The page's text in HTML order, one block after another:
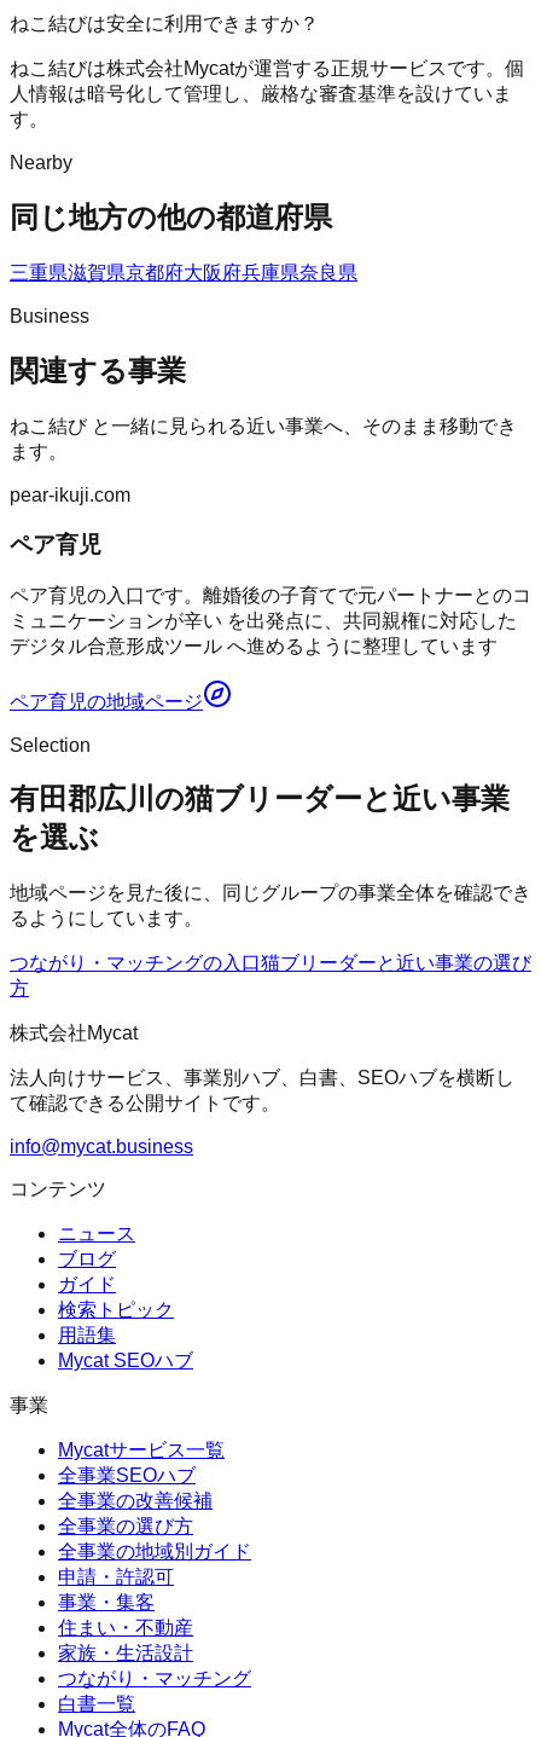
ねこ結びは安全に利用できますか？
ねこ結びは株式会社Mycatが運営する正規サービスです。個
人情報は暗号化して管理し、厳格な審査基準を設けていま
す。
Nearby
同じ地方の他の都道府県
三重県滋賀県京都府大阪府兵庫県奈良県
Business
関連する事業
ねこ結びと一緒に見られる近い事業へ、そのまま移動でき
ます。
pear-ikuji.com
ペア育児
ペア育児の入口です。離婚後の子育てで元パートナーとのコ
ミュニケーションが辛い を出発点に、共同親権に対応した
デジタル合意形成ツール へ進めるように整理しています
ペア育児の地域ページ
Selection
有田郡広川の猫ブリーダーと近い事業
を選ぶ
地域ページを見た後に、同じグループの事業全体を確認でき
るようにしています。
つながり・マッチングの入口猫ブリーダーと近い事業の選び
方
株式会社Mycat
法人向けサービス、事業別ハブ、白書、SEOハブを横断し
て確認できる公開サイトです。
info@mycat.business
コンテンツ
ニュース
ブログ
ガイド
検索トピック
用語集
Mycat SEOハブ
事業
Mycatサービス一覧
全事業SEOハブ
全事業の改善候補
全事業の選び方
全事業の地域別ガイド
申請・許認可
事業・集客
住まい・不動産
家族・生活設計
つながり・マッチング
白書一覧
Mycat全体のFAQ